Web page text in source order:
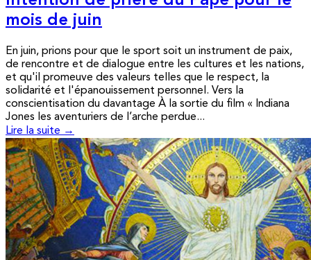
mois de juin
En juin, prions pour que le sport soit un instrument de paix,
de rencontre et de dialogue entre les cultures et les nations,
et qu'il promeuve des valeurs telles que le respect, la
solidarité et l'épanouissement personnel. Vers la
conscientisation du davantage À la sortie du film « Indiana
Jones les aventuriers de l’arche perdue...
Lire la suite →